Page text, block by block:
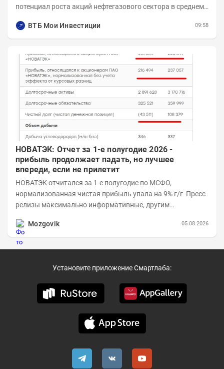
потенциал роста акций нефтегазового сектора в среднем
ВТБ Мои Инвестиции
09:58
НОВАТЭК: Отчет за 1-е полугодие 2026 -
прибыль продолжает падать, но лучшее
впереди, если не прилетит
НОВАТЭК отчитался за 1-е полугодие по МСФО,
нормализованная чистая прибыль упала на 9% г/г Пресс
релизы максимально информативные, другим
Mozgovik
05.08.2026
Установите приложение Смартлаба: